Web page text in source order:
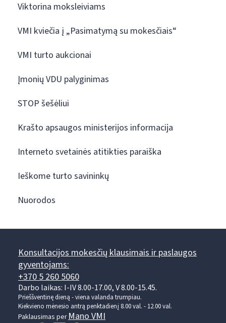
Viktorina moksleiviams
VMI kviečia į „Pasimatymą su mokesčiais“
VMI turto aukcionai
Įmonių VDU palyginimas
STOP šešėliui
Krašto apsaugos ministerijos informacija
Interneto svetainės atitikties paraiška
Ieškome turto savininkų
Nuorodos
Konsultacijos mokesčių klausimais ir paslaugos
gyventojams:
+370 5 260 5060
Darbo laikas: I-IV 8.00-17.00, V 8.00-15.45.
Prieššventinę dieną - viena valanda trumpiau.
Kiekvieno mėnesio antrą penktadienį 8.00 val. - 12.00 val.
Paklausimas perMano VMI